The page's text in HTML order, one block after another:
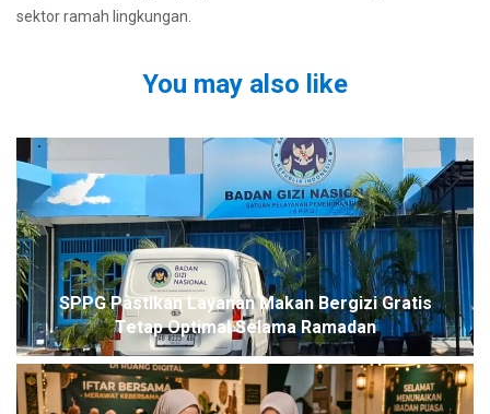
sektor ramah lingkungan.
You may also like
SPPG Pastikan Layanan Makan Bergizi Gratis
Tetap Optimal Selama Ramadan